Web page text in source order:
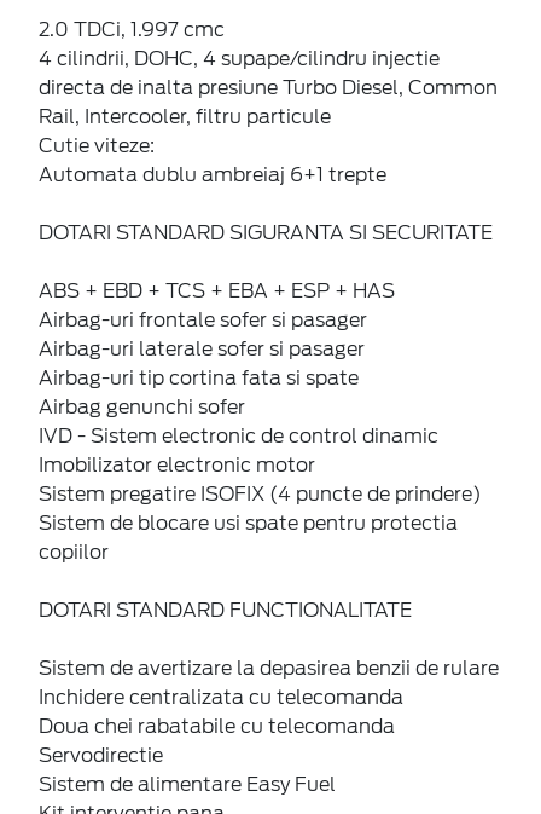
2.0 TDCi, 1.997 cmc
4 cilindrii, DOHC, 4 supape/cilindru injectie
directa de inalta presiune Turbo Diesel, Common
Rail, Intercooler, filtru particule
Cutie viteze:
Automata dublu ambreiaj 6+1 trepte
DOTARI STANDARD SIGURANTA SI SECURITATE
ABS + EBD + TCS + EBA + ESP + HAS
Airbag-uri frontale sofer si pasager
Airbag-uri laterale sofer si pasager
Airbag-uri tip cortina fata si spate
Airbag genunchi sofer
IVD - Sistem electronic de control dinamic
Imobilizator electronic motor
Sistem pregatire ISOFIX (4 puncte de prindere)
Sistem de blocare usi spate pentru protectia
copiilor
DOTARI STANDARD FUNCTIONALITATE
Sistem de avertizare la depasirea benzii de rulare
Inchidere centralizata cu telecomanda
Doua chei rabatabile cu telecomanda
Servodirectie
Sistem de alimentare Easy Fuel